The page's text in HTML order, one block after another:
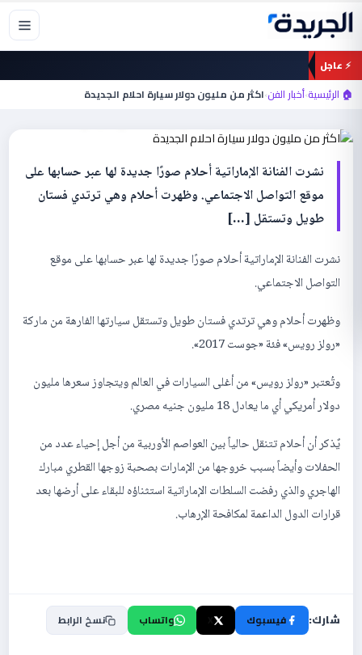
تخطي
المحتوى
⚡ عاجل
🏠 الرئيسية›أخبار الفن›اكثر من مليون دولار سيارة احلام الجديدة أخبار الفن
نشرت الفنانة الإماراتية أحلام صورًا جديدة لها عبر حسابها على
موقع التواصل الاجتماعي. وظهرت أحلام وهي ترتدي فستان
طويل وتستقل […]
نشرت الفنانة الإماراتية أحلام صورًا جديدة لها عبر حسابها على موقع
التواصل الاجتماعي.
وظهرت أحلام وهي ترتدي فستان طويل وتستقل سيارتها الفارهة من ماركة
«رولز رويس» فئة «جوست 2017».
وتُعتبر «رولز رويس» من أغلى السيارات في العالم ويتجاوز سعرها مليون
دولار أمريكي أي ما يعادل 18 مليون جنيه مصري.
يٌذكر أن أحلام تتنقل حالياً بين العواصم الأوربية من أجل إحياء عدد من
الحفلات وأيضاً بسبب خروجها من الإمارات بصحبة زوجها القطري مبارك
الهاجري والذي رفضت السلطات الإماراتية استثناؤه للبقاء على أرضها بعد
قرارات الدول الداعمة لمكافحة الإرهاب.
شارك: فيسبوك واتساب نسخ الرابط